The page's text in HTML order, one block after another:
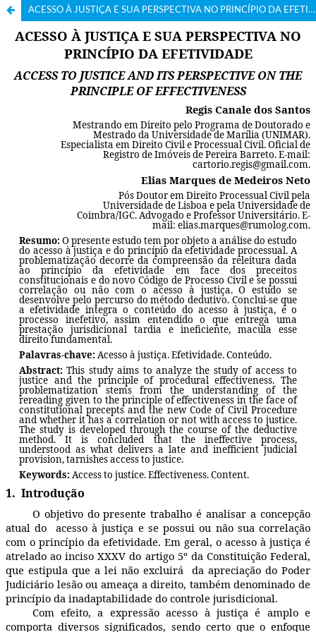
ACESSO À JUSTIÇA E SUA PERSPECTIVA NO PRINCÍPIO DA EFETIVIDADE